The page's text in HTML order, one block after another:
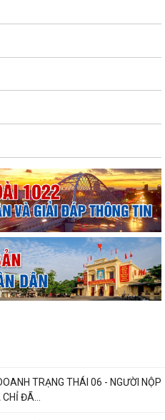
TRẠNG THÁI 06 - NGƯỜI NỘP
ĐÃ...